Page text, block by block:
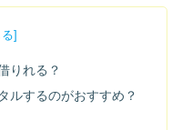
りれる？
ルするのがおすすめ？